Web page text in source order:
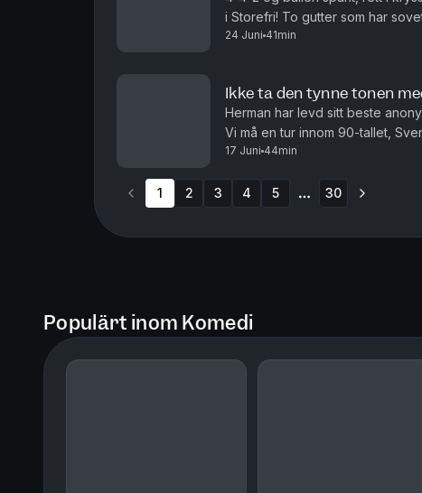
i Storefri! To gutter som har
og Herman avslører en svakhet.
24 Juni 41min
Ikke ta den tynne tonen
Herman har levd sitt beste
Vi må en tur innom 90-tallet,
har blit ranet.. Produsert av Ingrid
17 Juni 44min
1 2 3 4 5 30
Populärt inom Komedi